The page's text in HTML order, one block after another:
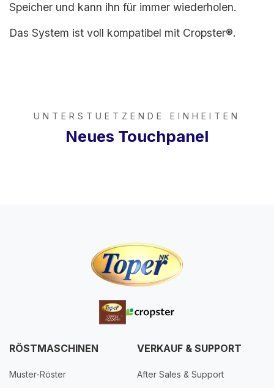
Speicher und kann ihn für immer wiederholen.
Das System ist voll kompatibel mit Cropster®.
UNTERSTUETZENDE EINHEITEN
Neues Touchpanel
RÖSTMASCHINEN
Muster-Röster
VERKAUF & SUPPORT
After Sales & Support